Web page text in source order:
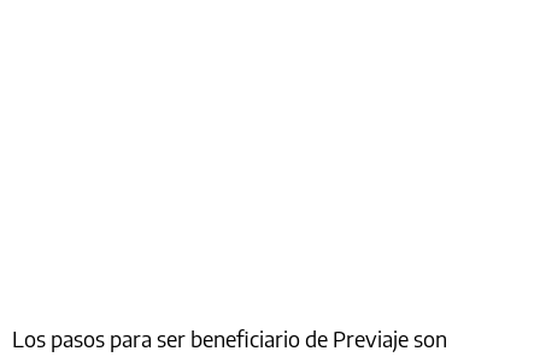
Los pasos para ser beneficiario de Previaje son